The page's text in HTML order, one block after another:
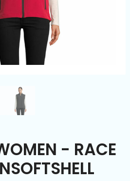
- RACE